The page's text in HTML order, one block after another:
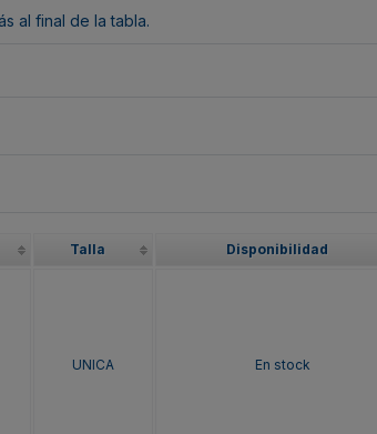
al final de la tabla.
Talla Disponibilidad
UNICA En stock